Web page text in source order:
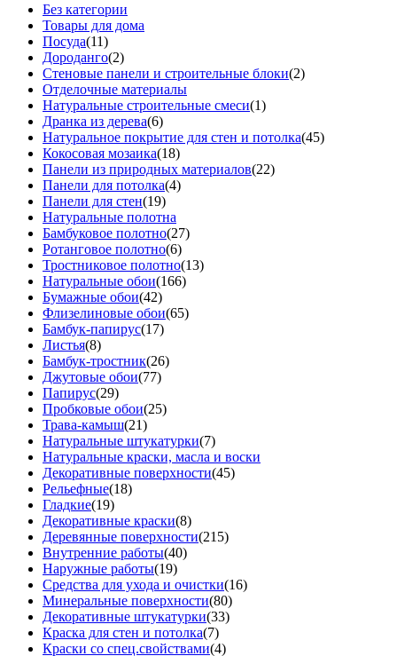
Без категории
Товары для дома
Посуда(11)
Дороданго(2)
Стеновые панели и строительные блоки(2)
Отделочные материалы
Натуральные строительные смеси(1)
Дранка из дерева(6)
Натуральное покрытие для стен и потолка(45)
Кокосовая мозаика(18)
Панели из природных материалов(22)
Панели для потолка(4)
Панели для стен(19)
Натуральные полотна
Бамбуковое полотно(27)
Ротанговое полотно(6)
Тростниковое полотно(13)
Натуральные обои(166)
Бумажные обои(42)
Флизелиновые обои(65)
Бамбук-папирус(17)
Листья(8)
Бамбук-тростник(26)
Джутовые обои(77)
Папирус(29)
Пробковые обои(25)
Трава-камыш(21)
Натуральные штукатурки(7)
Натуральные краски, масла и воски
Декоративные поверхности(45)
Рельефные(18)
Гладкие(19)
Декоративные краски(8)
Деревянные поверхности(215)
Внутренние работы(40)
Наружные работы(19)
Средства для ухода и очистки(16)
Минеральные поверхности(80)
Декоративные штукатурки(33)
Краска для стен и потолка(7)
Краски со спец.свойствами(4)